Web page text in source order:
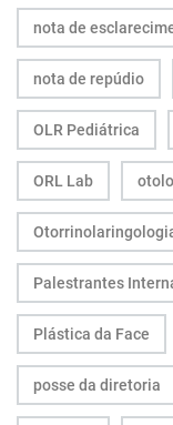
nota de
nota de repúdio
OLR Pediátrica
ORL Lab
Palestrantes
Plástica da Face
posse da diretoria